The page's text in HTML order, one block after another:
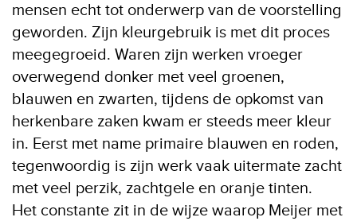
mensen echt tot onderwerp van de voorstelling
geworden. Zijn kleurgebruik is met dit proces
meegegroeid. Waren zijn werken vroeger
overwegend donker met veel groenen,
blauwen en zwarten, tijdens de opkomst van
herkenbare zaken kwam er steeds meer kleur
in. Eerst met name primaire blauwen en roden,
tegenwoordig is zijn werk vaak uitermate zacht
met veel perzik, zachtgele en oranje tinten.
Het constante zit in de wijze waarop Meijer met